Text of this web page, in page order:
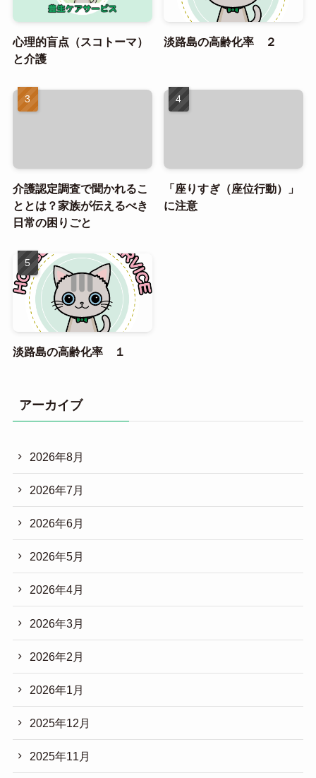
心理的盲点（スコトーマ）
と介護
淡路島の高齢化率 ２
介護認定調査で聞かれるこ
ととは？家族が伝えるべき
日常の困りごと
「座りすぎ（座位行動）」
に注意
淡路島の高齢化率 １
アーカイブ
2026年8月
2026年7月
2026年6月
2026年5月
2026年4月
2026年3月
2026年2月
2026年1月
2025年12月
2025年11月